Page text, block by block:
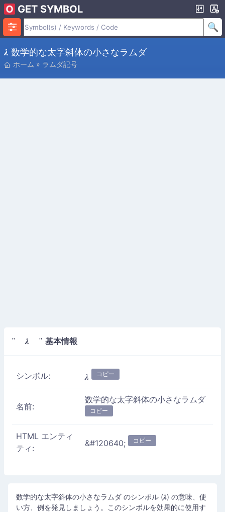
GET SYMBOL
𝝀 数学的な太字斜体の小さなラムダ
ホーム » ラムダ記号
" 𝝀 " 基本情報
シンボル: 𝝀 コピー
名前:
数学的な太字斜体の小さなラムダ
コピー
HTML エンティ
ティ:
&#120640; コピー
数学的な太字斜体の小さなラムダ のシンボル (𝝀) の意味、使
い方、例を発見しましょう。このシンボルを効果的に使用す